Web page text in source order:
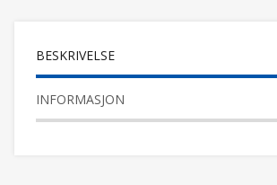
BESKRIVELSE
INFORMASJON